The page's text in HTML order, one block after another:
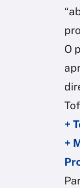
O
+
+